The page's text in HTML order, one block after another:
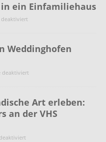
ein Einfamiliehaus
deaktiviert
Weddinghofen
deaktiviert
Art erleben:
an der VHS